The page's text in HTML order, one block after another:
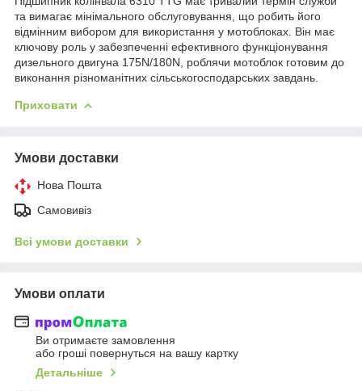
та вимагає мінімального обслуговування, що робить його
відмінним вибором для використання у мотоблоках. Він має
ключову роль у забезпеченні ефективного функціонування
дизельного двигуна 175N/180N, роблячи мотоблок готовим до
виконання різноманітних сільськогосподарських завдань.
Приховати
Умови доставки
Нова Пошта
Самовивіз
Всі умови доставки
Умови оплати
Ви отримаєте замовлення
або гроші повернуться на вашу картку
Детальніше